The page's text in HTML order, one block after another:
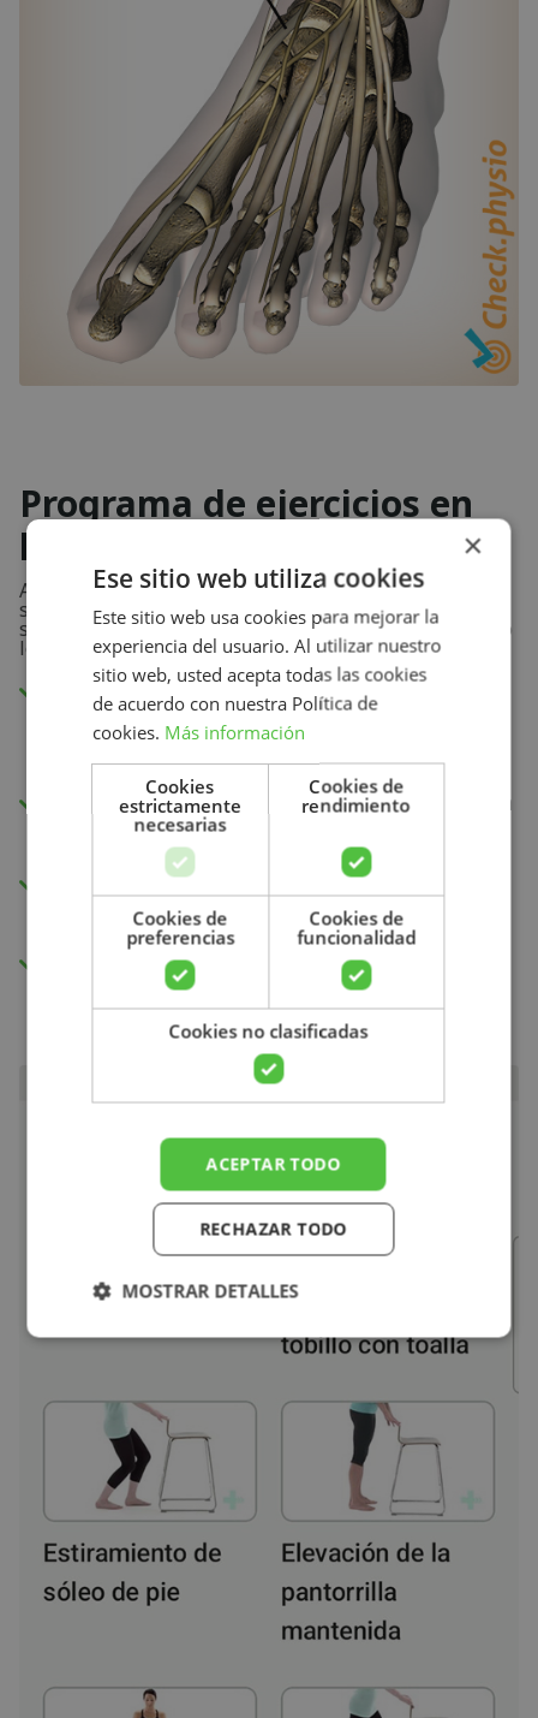
Programa de ejercicios en
línea
Aprenderá qué ejercicios pueden mejorar sus
síntomas, cómo realizarlos y con qué frecuencia. Esto
significa que está seguro al 100% de que está haciendo
lo correcto.
Puede ver los vídeos de instrucciones
utilizando nuestra aplicación o su
Tendrá nuevos ejercicios cada semana para
mejorar su fuerza.
Mida su progreso y recuperación con
nuestro indicador de puntuación del dolor.
Acceso ilimitado a los autodiagnósticos y a
todos los vídeos
×
Ese sitio web utiliza cookies
Este sitio web usa cookies para mejorar la
experiencia del usuario. Al utilizar nuestro
sitio web, usted acepta todas las cookies
de acuerdo con nuestra Política de
cookies. Más información
Cookies
estrictamente
necesarias
Cookies de
rendimiento
Cookies de
preferencias
Cookies de
funcionalidad
Cookies no clasificadas
ACEPTAR TODO
RECHAZAR TODO
MOSTRAR DETALLES